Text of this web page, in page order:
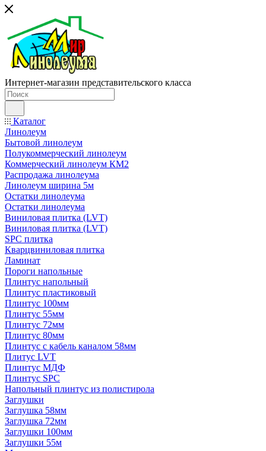
Интернет-магазин представительского класса
Каталог
Линолеум
Бытовой линолеум
Полукоммерческий линолеум
Коммерческий линолеум КМ2
Распродажа линолеума
Линолеум ширина 5м
Остатки линолеума
Остатки линолеума
Виниловая плитка (LVT)
Виниловая плитка (LVT)
SPC плитка
Кварцвиниловая плитка
Ламинат
Пороги напольные
Плинтус напольный
Плинтус пластиковый
Плинтус 100мм
Плинтус 55мм
Плинтус 72мм
Плинтус 80мм
Плинтус с кабель каналом 58мм
Плитус LVT
Плинтус МДФ
Плинтус SPC
Напольный плинтус из полистирола
Заглушки
Заглушка 58мм
Заглушка 72мм
Заглушки 100мм
Заглушки 55м